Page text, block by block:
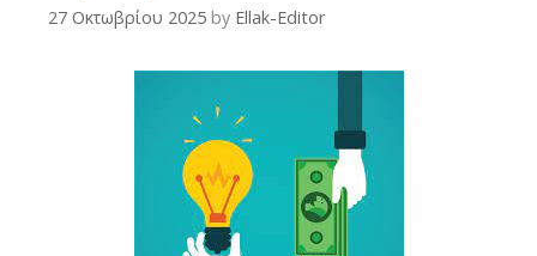
27 Οκτωβρίου 2025 by Ellak-Editor